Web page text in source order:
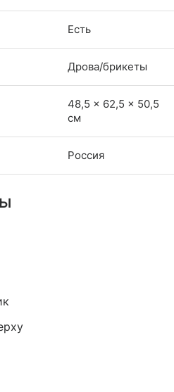
Есть
Дрова/брикеты
48,5 × 62,5 × 50,5
см
Россия